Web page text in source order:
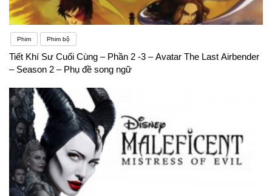
Phim Phim bộ
Tiết Khí Sư Cuối Cùng – Phần 2 -3 – Avatar The Last Airbender
– Season 2 – Phụ đề song ngữ